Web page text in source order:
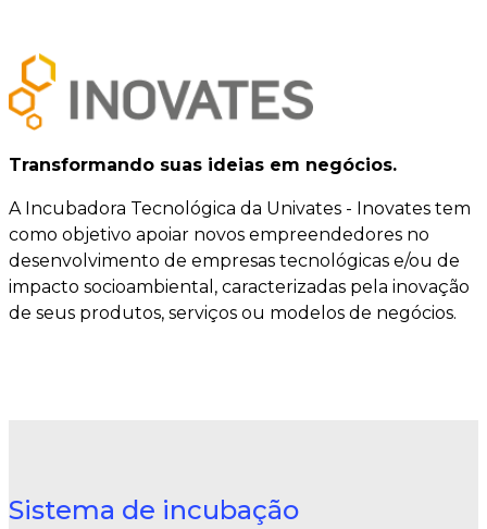
Transformando suas ideias em negócios.
A Incubadora Tecnológica da Univates - Inovates tem
como objetivo apoiar novos empreendedores no
desenvolvimento de empresas tecnológicas e/ou de
impacto socioambiental, caracterizadas pela inovação
de seus produtos, serviços ou modelos de negócios.
Sistema de incubação